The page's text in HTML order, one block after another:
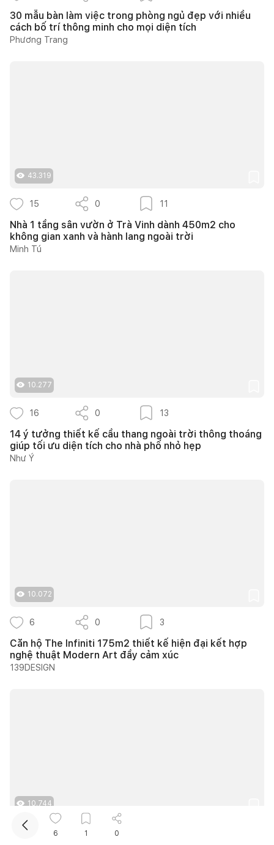
30 mẫu bàn làm việc trong phòng ngủ đẹp với nhiều
cách bố trí thông minh cho mọi diện tích
Phương Trang
43.319
15 0 11
Nhà 1 tầng sân vườn ở Trà Vinh dành 450m2 cho
không gian xanh và hành lang ngoài trời
Minh Tú
10.277
16 0 13
14 ý tưởng thiết kế cầu thang ngoài trời thông thoáng
giúp tối ưu diện tích cho nhà phố nhỏ hẹp
Như Ý
10.072
6 0 3
Căn hộ The Infiniti 175m2 thiết kế hiện đại kết hợp
nghệ thuật Modern Art đầy cảm xúc
139DESIGN
10.744
6 1 0